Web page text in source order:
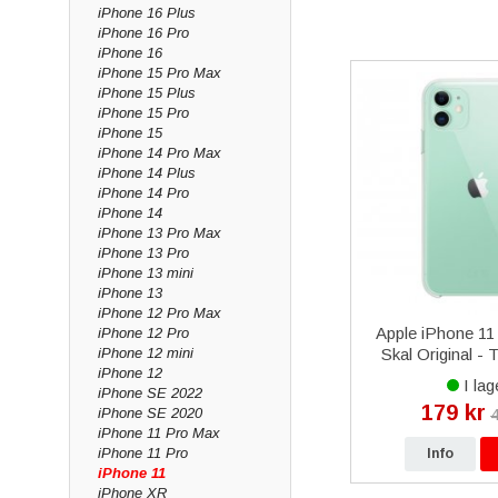
iPhone 16 Plus
iPhone 16 Pro
iPhone 16
iPhone 15 Pro Max
iPhone 15 Plus
iPhone 15 Pro
iPhone 15
iPhone 14 Pro Max
iPhone 14 Plus
iPhone 14 Pro
iPhone 14
iPhone 13 Pro Max
iPhone 13 Pro
iPhone 13 mini
iPhone 13
iPhone 12 Pro Max
iPhone 12 Pro
iPhone 12 mini
iPhone 12
iPhone SE 2022
iPhone SE 2020
iPhone 11 Pro Max
iPhone 11 Pro
iPhone 11
iPhone XR
Laddare, kablar
Varför handla
Vanliga frågor
Vi har skal,
Vilket
Härdat glas
Har ni skal till
Ja, vi har flera
Ingår frakt och
Apple EarPods Original med
Lightning kontakt
I lager
399 kr
Info
Apple iPhone
Skal Original -
I
179 kr
Info